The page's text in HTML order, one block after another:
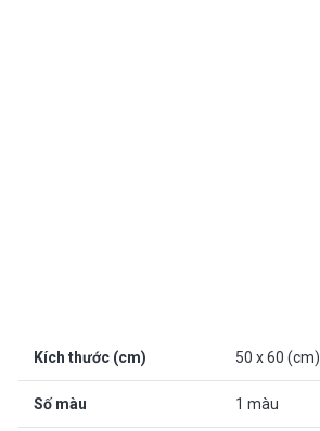
Kích thước (cm) 50 x 60 (cm)
Số màu 1 màu